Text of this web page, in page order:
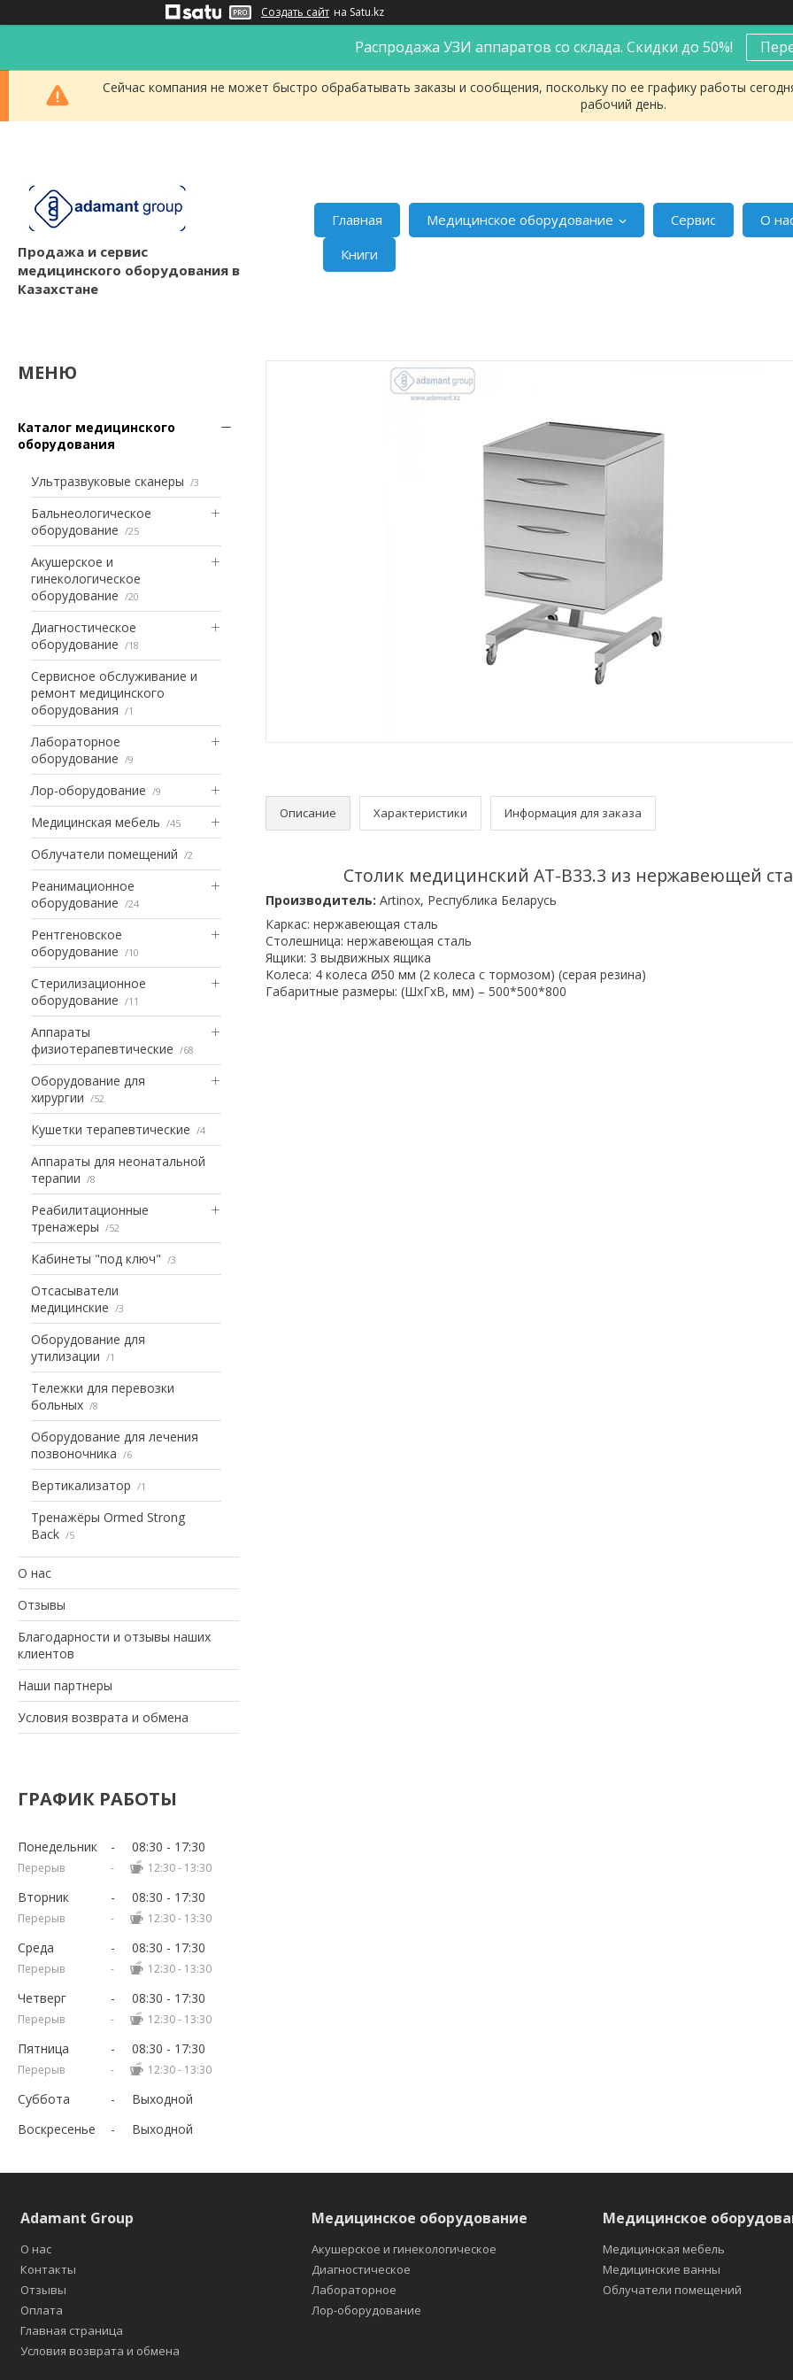
Создать сайт на Satu.kz
Распродажа УЗИ аппаратов со склада. Скидки до 50%!
Сейчас компания не может быстро обрабатывать заказы и сообщения, поскольку по ее графику работы
рабочий день.
Продажа и сервис
медицинского оборудования в
Казахстане
Главная Медицинское оборудование Сервис
О
Книги
Каталог медицинского
оборудования
Ультразвуковые сканеры 3
Бальнеологическое
оборудование
25
Акушерское и
гинекологическое
оборудование
20
Диагностическое
оборудование
18
Сервисное обслуживание и
ремонт медицинского
оборудования
1
Лабораторное
оборудование
9
Лор-оборудование 9
Медицинская мебель 45
Облучатели помещений 2
Реанимационное
оборудование
24
Рентгеновское
оборудование
10
Стерилизационное
оборудование
11
Аппараты
физиотерапевтические
68
Оборудование для
хирургии
52
Кушетки терапевтические 4
Аппараты для неонатальной
терапии
8
Реабилитационные
тренажеры
52
Кабинеты "под ключ" 3
Отсасыватели
медицинские
3
Оборудование для
утилизации
1
Тележки для перевозки
больных
8
Оборудование для лечения
позвоночника
6
Вертикализатор 1
Тренажёры Ormed Strong
Back
5
О нас
Отзывы
Благодарности и отзывы наших
клиентов
Наши партнеры
Условия возврата и обмена
ГРАФИК РАБОТЫ
Понедельник 08:30 17:30
12:30 13:30
Вторник 08:30 17:30
12:30 13:30
Среда 08:30 17:30
12:30 13:30
Четверг 08:30 17:30
12:30 13:30
Пятница 08:30 17:30
12:30 13:30
Суббота
Выходной
Воскресенье
Выходной
Описание Характеристики Информация для заказа
Столик медицинский AT-B33.3 из нержавеющей
Производитель: Artinox, Республика Беларусь
Каркас: нержавеющая сталь
Столешница: нержавеющая сталь
Ящики: 3 выдвижных ящика
Колеса: 4 колеса Ø50 мм (2 колеса с тормозом) (серая резина)
Габаритные размеры: (ШхГхВ, мм) – 500*500*800
Adamant Group
О нас
Контакты
Отзывы
Оплата
Главная страница
Условия возврата и обмена
Медицинское оборудование
Акушерское и гинекологическое
Диагностическое
Лабораторное
Лор-оборудование
Медицинское
Медицинская мебель
Медицинские ванны
Облучатели помещений